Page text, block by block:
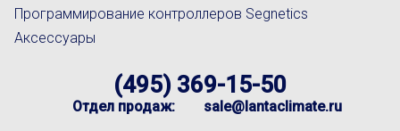
Программирование контроллеров Segnetics
Аксессуары
(495) 369-15-50
Отдел продаж: sale@lantaclimate.ru